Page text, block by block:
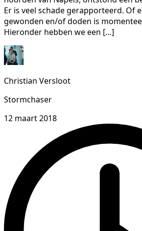
Er is veel schade gerapporteerd. Of
gewonden en/of doden is
Hieronder hebben we een […]
Christian Versloot
Stormchaser
12 maart 2018